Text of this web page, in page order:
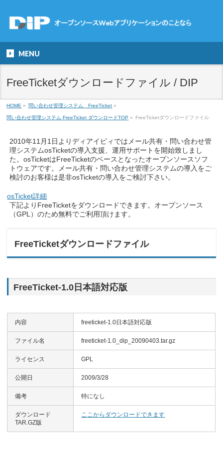
MENU
FreeTicketダウンロードファイル / DIP
HOME » 問い合わせ管理システム FreeTicket »
問い合わせ管理システム FreeTicket ダウンロードTOP » FreeTicketダウンロードファイル
2010年11月1日よりディアイピィではメール共有・問い合わせ管
理システムosTicketの導入支援、運用サポートを開始致しまし
た。osTicketはFreeTicketのベースとなったオープンソースソフ
トウェアです。メール共有・問い合わせ管理システムの導入をご
検討のお客様は是非osTicketの導入をご検討下さい。
osTicket詳細
下記よりFreeTicketをダウンロードできます。オープンソース
（GPL）のため無料でご利用頂けます。
FreeTicketダウンロードファイル
FreeTicket-1.0日本語対応版
内容 freeticket-1.0日本語対応版
ファイル名 freeticket-1.0_dip_20090403.tar.gz
ライセンス GPL
公開日 2009/3/28
備考 特になし
ダウンロード
TAR.GZ版
ここからダウンロードできます